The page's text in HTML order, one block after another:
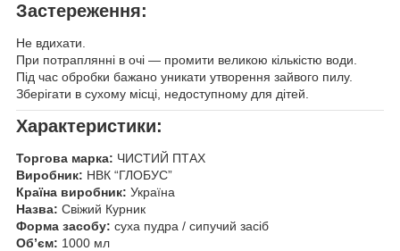
Застереження:
Не вдихати.
При потраплянні в очі — промити великою кількістю води.
Під час обробки бажано уникати утворення зайвого пилу.
Зберігати в сухому місці, недоступному для дітей.
Характеристики:
Торгова марка: ЧИСТИЙ ПТАХ
Виробник: НВК “ГЛОБУС”
Країна виробник: Україна
Назва: Свіжий Курник
Форма засобу: суха пудра / сипучий засіб
Об’єм: 1000 мл